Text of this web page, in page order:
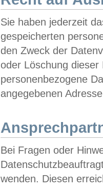
Sie haben jederzeit
gespeicherten
den Zweck der
oder Löschung
personenbezogene
angegebenen
Bei Fragen oder
wenden. Diesen